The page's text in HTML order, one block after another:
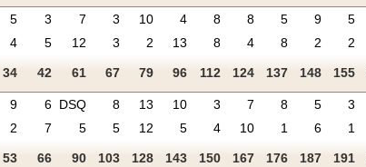
5 3 7 3 10 4 8 8 5 9 5
4 5 12 3 2 13 8 4 8 2 2
34 42 61 67 79 96 112 124 137 148 155
9 6 DSQ 8 13 10 3 7 8 5 3
2 7 5 5 12 5 4 10 1 6 1
53 66 90 103 128 143 150 167 176 187 191